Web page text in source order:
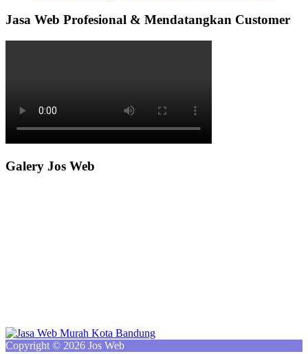
Jasa Web Profesional & Mendatangkan Customer
Galery Jos Web
Copyright © 2026 Jos Web